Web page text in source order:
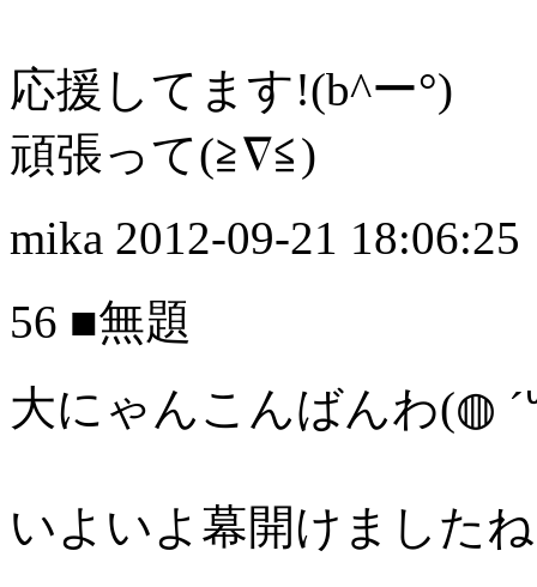
応援してます!(b^ー°)
頑張って(≧∇≦)
mika 2012-09-21 18:06:25
56 ■無題
大にゃんこんばんわ(◍
いよいよ幕開けました